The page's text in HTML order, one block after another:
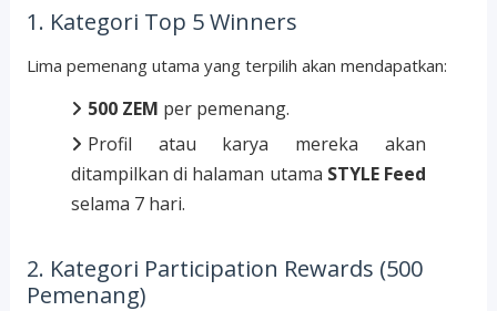
1. Kategori Top 5 Winners
Lima pemenang utama yang terpilih akan mendapatkan:
500 ZEM per pemenang.
Profil atau karya mereka akan
ditampilkan di halaman utama STYLE Feed
selama 7 hari.
2. Kategori Participation Rewards (500
Pemenang)